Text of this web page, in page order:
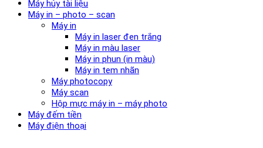
Máy hủy tài liệu
Máy in – photo – scan
Máy in
Máy in laser đen trắng
Máy in màu laser
Máy in phun (in màu)
Máy in tem nhãn
Máy photocopy
Máy scan
Hộp mực máy in – máy photo
Máy đếm tiền
Máy điện thoại